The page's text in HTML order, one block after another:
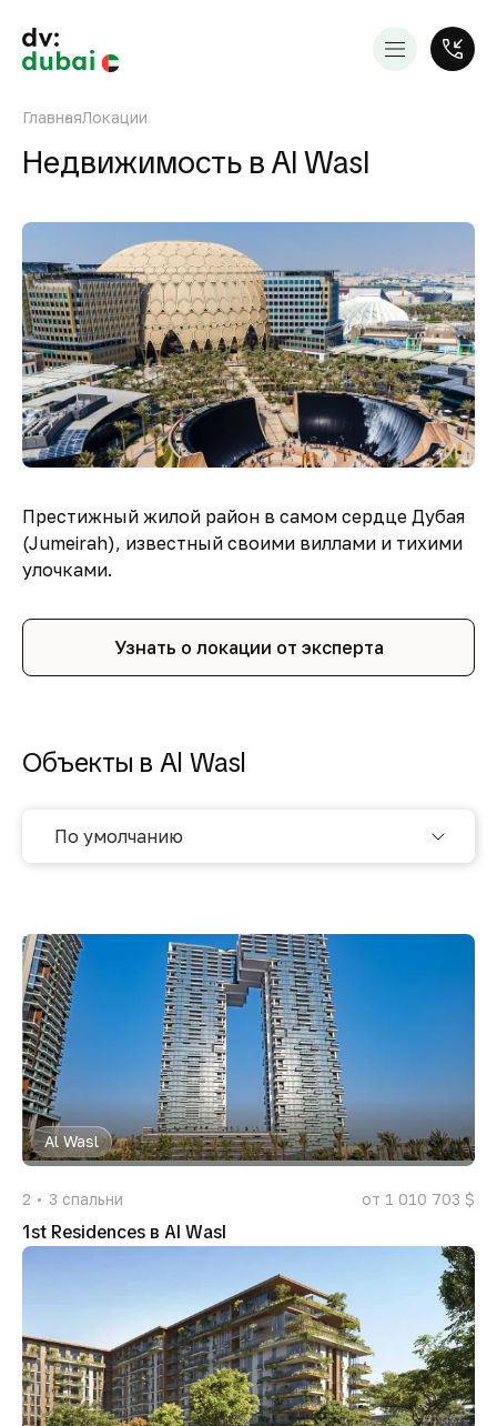
ГлавнаяЛокации
Недвижимость в Al Wasl
Престижный жилой район в самом сердце Дубая
(Jumeirah), известный своими виллами и тихими
улочками.
Узнать о локации от эксперта
Объекты в Al Wasl
По умолчанию
Al Wasl
2 3 спальни от 1 010 703 $
1st Residences в Al Wasl